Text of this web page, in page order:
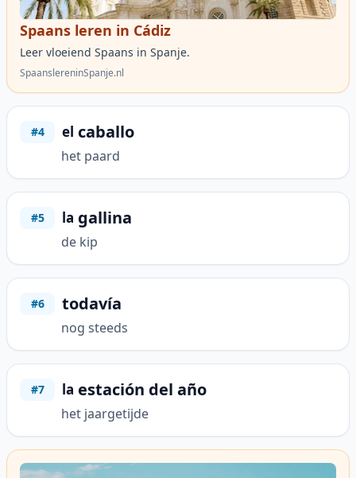
Spaans leren in Cádiz
Leer vloeiend Spaans in Spanje.
SpaanslereninSpanje.nl
#4 el caballo
het paard
#5 la gallina
de kip
#6 todavía
nog steeds
#7 la estación del año
het jaargetijde